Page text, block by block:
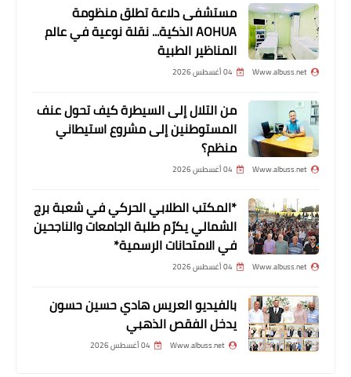
أخبار فلسطين
الرفاعي: نحن قاب قوسين أو أدنى من قرار
العودة إلى مخيم اليرموك
مستشفى دلاعة تطلق منظومة
AOHUA الذكية... نقلة نوعية في عالم
المناظير الطبية
Www.albuss.net 04 أغسطس 2026
من التلال إلى السيطرة كيف تحول عنف
المستوطنين إلى مشروع استيطاني
منظم؟
Www.albuss.net 04 أغسطس 2026
*المكتب الطلابي الحركي في شعبة برج
الشمالي يكرّم طلبة الجامعات والناجحين
في الامتحانات الرسمية*
Www.albuss.net 04 أغسطس 2026
بالفيديو العريس هادي حسين حسون
يدخل الفقص الذهبي
Www.albuss.net 04 أغسطس 2026